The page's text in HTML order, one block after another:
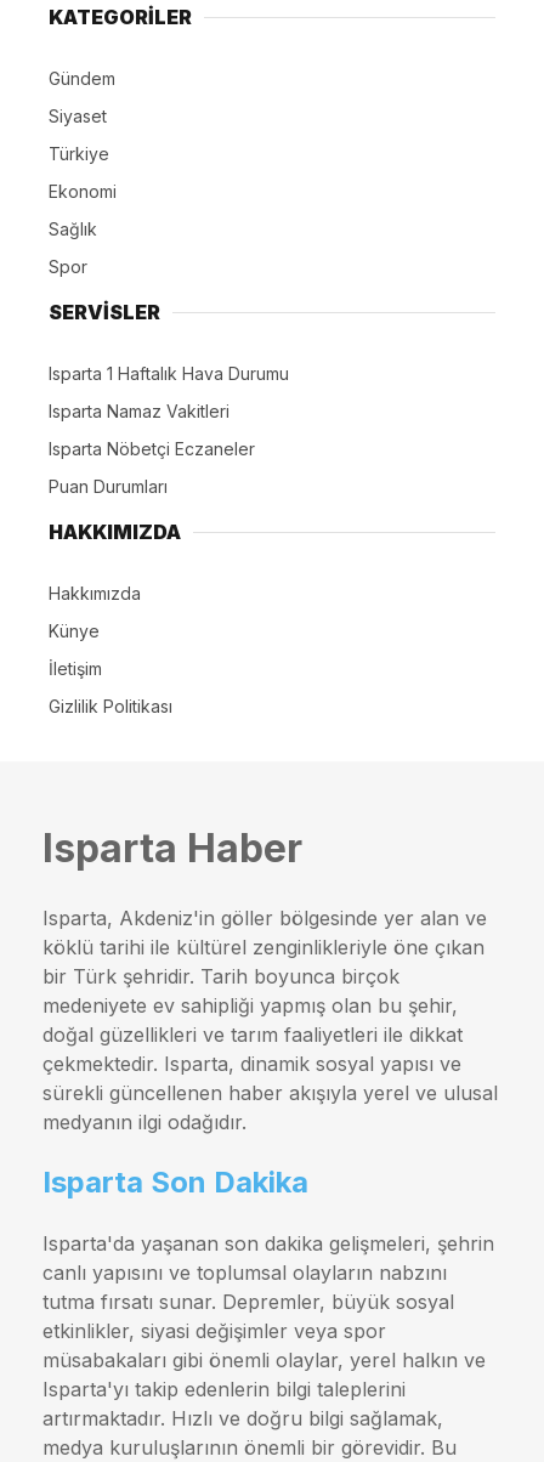
KATEGORİLER
Gündem
Siyaset
Türkiye
Ekonomi
Sağlık
Spor
SERVİSLER
Isparta 1 Haftalık Hava Durumu
Isparta Namaz Vakitleri
Isparta Nöbetçi Eczaneler
Puan Durumları
HAKKIMIZDA
Hakkımızda
Künye
İletişim
Gizlilik Politikası
Isparta Haber
Isparta, Akdeniz'in göller bölgesinde yer alan ve
köklü tarihi ile kültürel zenginlikleriyle öne çıkan
bir Türk şehridir. Tarih boyunca birçok
medeniyete ev sahipliği yapmış olan bu şehir,
doğal güzellikleri ve tarım faaliyetleri ile dikkat
çekmektedir. Isparta, dinamik sosyal yapısı ve
sürekli güncellenen haber akışıyla yerel ve ulusal
medyanın ilgi odağıdır.
Isparta Son Dakika
Isparta'da yaşanan son dakika gelişmeleri, şehrin
canlı yapısını ve toplumsal olayların nabzını
tutma fırsatı sunar. Depremler, büyük sosyal
etkinlikler, siyasi değişimler veya spor
müsabakaları gibi önemli olaylar, yerel halkın ve
Isparta'yı takip edenlerin bilgi taleplerini
artırmaktadır. Hızlı ve doğru bilgi sağlamak,
medya kuruluşlarının önemli bir görevidir. Bu